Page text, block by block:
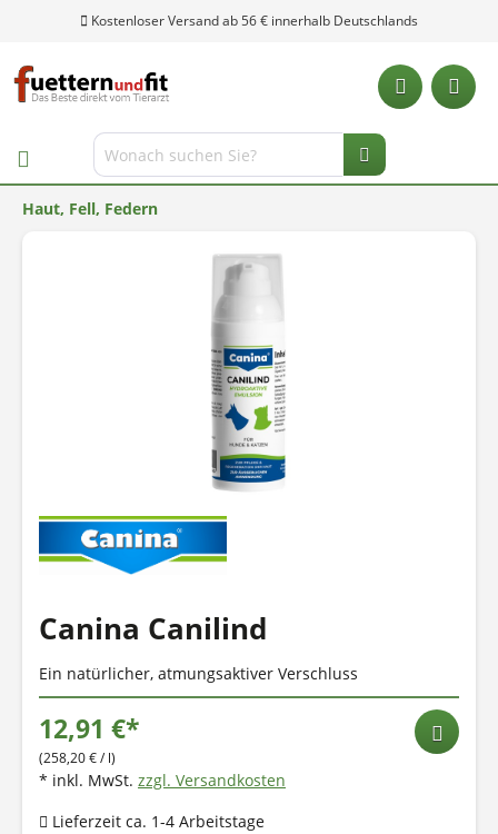
Kostenloser Versand ab 56 € innerhalb Deutschlands
Haut, Fell, Federn
Canina Canilind
Ein natürlicher, atmungsaktiver Verschluss
12,91 €*
(258,20 € / l)
* inkl. MwSt. zzgl. Versandkosten
Lieferzeit ca. 1-4 Arbeitstage